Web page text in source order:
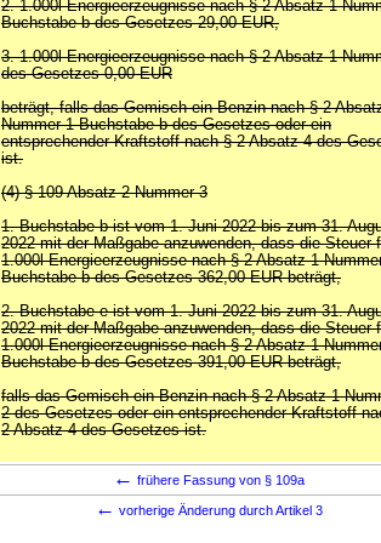
2. 1.000l Energieerzeugnisse nach § 2 Absatz 1
Buchstabe b des Gesetzes 29,00 EUR,
3. 1.000l Energieerzeugnisse nach § 2 Absatz 1
des Gesetzes 0,00 EUR
beträgt, falls das Gemisch ein Benzin nach § 2
Nummer 1 Buchstabe b des Gesetzes oder ein
entsprechender Kraftstoff nach § 2 Absatz 4 des
ist.
(4) § 109 Absatz 2 Nummer 3
1. Buchstabe b ist vom 1. Juni 2022 bis zum 31.
2022 mit der Maßgabe anzuwenden, dass die Steuer
1.000l Energieerzeugnisse nach § 2 Absatz 1
Buchstabe b des Gesetzes 362,00 EUR beträgt,
2. Buchstabe e ist vom 1. Juni 2022 bis zum 31.
2022 mit der Maßgabe anzuwenden, dass die Steuer
1.000l Energieerzeugnisse nach § 2 Absatz 1
Buchstabe b des Gesetzes 391,00 EUR beträgt,
falls das Gemisch ein Benzin nach § 2 Absatz 1
2 des Gesetzes oder ein entsprechender Kraftstoff
2 Absatz 4 des Gesetzes ist.
← frühere Fassung von § 109a
← vorherige Änderung durch Artikel 3